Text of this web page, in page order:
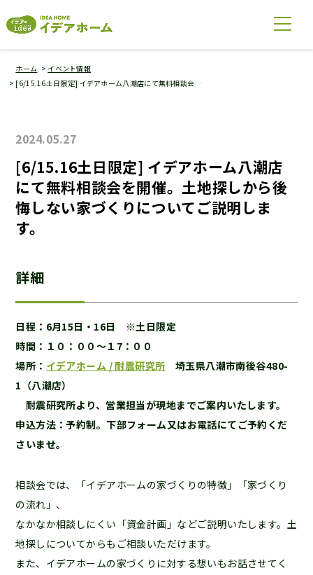
ホーム
イベント情報
[6/15.16土日限定] イデアホーム八潮店にて無料相談会…
2024.05.27
[6/15.16土日限定] イデアホーム八潮店
にて無料相談会を開催。土地探しから後
悔しない家づくりについてご説明しま
す。
詳細
日程：6月15日・16日 ※土日限定
時間：１０：００～１7：００
場所： イデアホーム / 耐震研究所 埼玉県八潮市南後谷480-
1（八潮店）
耐震研究所より、営業担当が現地までご案内いたします。
申込方法：予約制。下部フォーム又はお電話にてご予約くだ
さいませ。
相談会では、「イデアホームの家づくりの特徴」「家づくり
の流れ」、
なかなか相談しにくい「資金計画」などご説明いたします。土
地探しについてからもご相談いただけます。
また、イデアホームの家づくりに対する想いもお話させてく